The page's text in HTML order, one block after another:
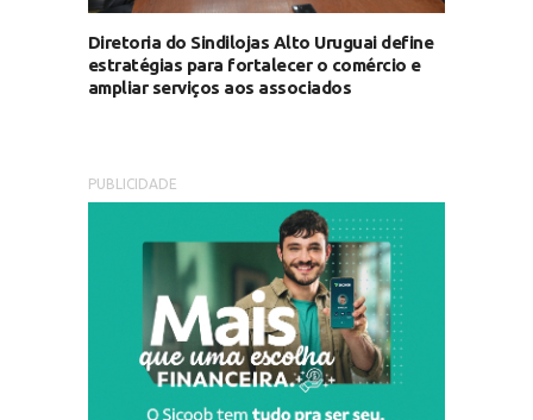
Diretoria do Sindilojas Alto Uruguai define
estratégias para fortalecer o comércio e
ampliar serviços aos associados
PUBLICIDADE